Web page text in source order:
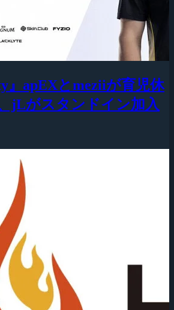
』apEXとmeziiが育児休
jLがスタンドイン加入